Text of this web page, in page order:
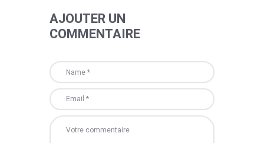
AJOUTER UN
COMMENTAIRE